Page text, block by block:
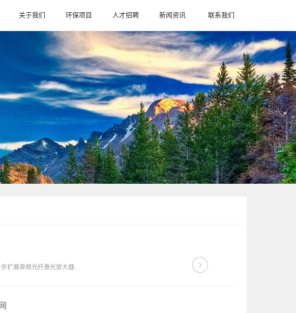
关于我们
ABOUT
环保项目
CASE
人才招聘
JION
新闻资讯
NEWS
联系我们
CONTACT
展单频光纤激光放大器...